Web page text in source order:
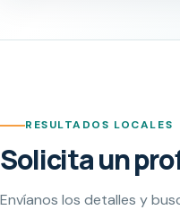
RESULTADOS LOCALES
Solicita un
Envíanos los detalles y